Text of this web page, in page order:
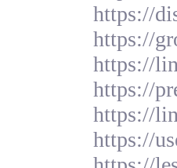
https://
https://
https://
https://
https://
https://